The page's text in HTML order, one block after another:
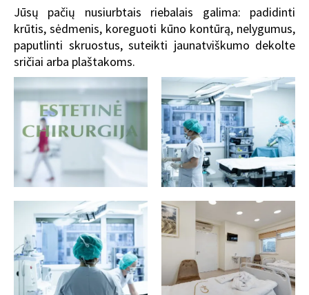
Jūsų pačių nusiurbtais riebalais galima: padidinti
krūtis, sėdmenis, koreguoti kūno kontūrą, nelygumus,
paputlinti skruostus, suteikti jaunatviškumo dekolte
sričiai arba plaštakoms.